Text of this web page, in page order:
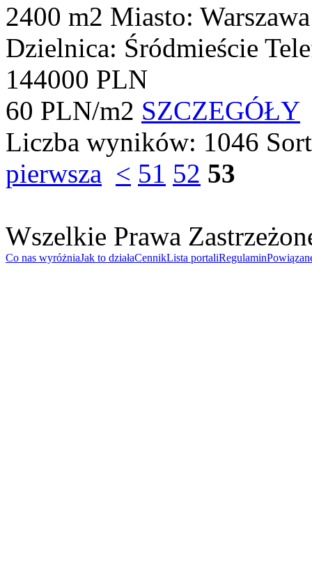
2400 m2 Miasto: Warszawa
Dzielnica: Śródmieście
144000 PLN
60 PLN/m2 SZCZEGÓŁY
Liczba wyników: 1046
pierwsza < 51 52 53
Wszelkie Prawa
Co nas wyróżniaJak to działaCennikLista portaliRegulamin